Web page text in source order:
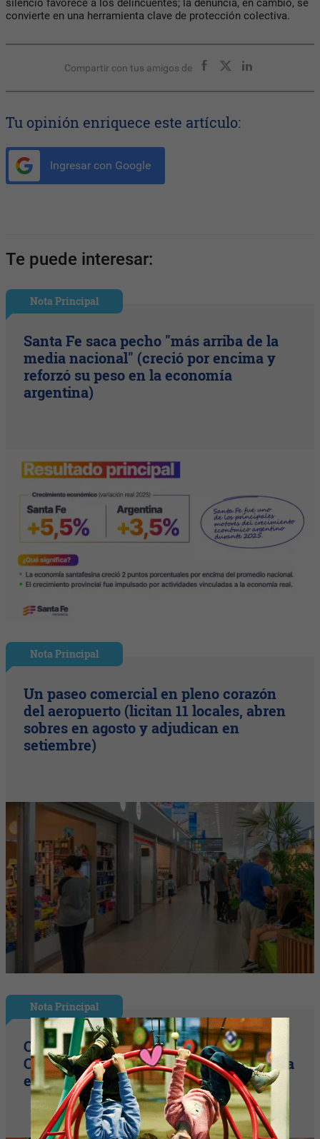
silencio favorece a los delincuentes; la denuncia, en cambio, se
convierte en una herramienta clave de protección colectiva.
Compartir con tus amigos de
Tu opinión enriquece este artículo:
Ingresar con Google
Te puede interesar:
Nota Principal
Santa Fe saca pecho "más arriba de la
media nacional" (creció por encima y
reforzó su peso en la economía
argentina)
Nota Principal
Un paseo comercial en pleno corazón
del aeropuerto (licitan 11 locales, abren
sobres en agosto y adjudican en
setiembre)
Nota Principal
Con más de 12.500 visitantes, cerró el
Congreso Aapresid (récord de asistencia
en Metropolitano)